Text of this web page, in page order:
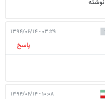
۰۳:۲۹ - ۱۳۹۴/۰۶/۱۴
پاسخ
۱۰:۰۸ - ۱۳۹۴/۰۶/۱۴